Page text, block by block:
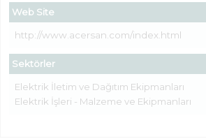
Web Site
http://www.acersan.com/index.html
Sektörler
Elektrik İletim ve Dağıtım Ekipmanları
Elektrik İşleri - Malzeme ve Ekipmanları